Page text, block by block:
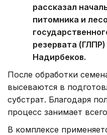
рассказал
питомника и
резервата
Надирбеков.
После обработки
высеваются в
субстрат. Благодаря
процесс занимает
В комплексе